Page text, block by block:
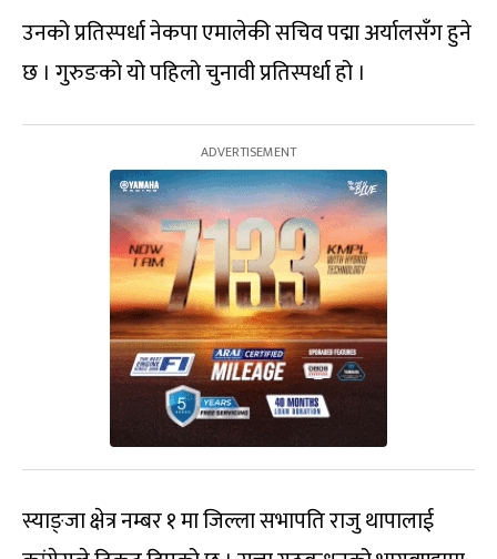
उनको प्रतिस्पर्धा नेकपा एमालेकी सचिव पद्मा अर्यालसँग हुने
छ । गुरुङको यो पहिलो चुनावी प्रतिस्पर्धा हो ।
स्याङ्जा क्षेत्र नम्बर १ मा जिल्ला सभापति राजु थापालाई